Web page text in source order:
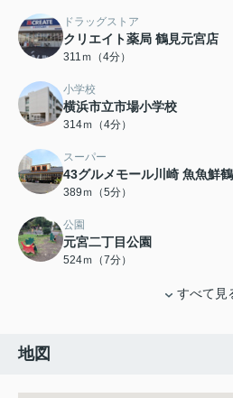
ドラッグストア
クリエイト薬局 鶴見元宮店
311ｍ（4分）
小学校
横浜市立市場小学校
314ｍ（4分）
スーパー
43グルメモール川崎 魚魚鮮
389ｍ（5分）
公園
元宮二丁目公園
524ｍ（7分）
すべて見
地図